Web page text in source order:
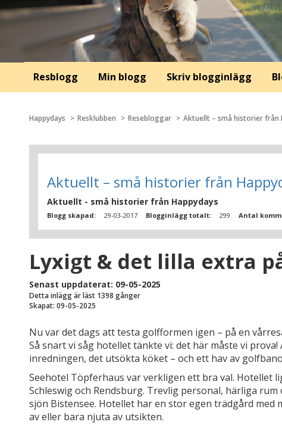
Resblogg Min blogg Skriv blogginlägg
Happydays Resklubben Resebloggar Aktuellt – små historier från
Aktuellt – små historier från
Aktuellt - små historier från Happydays
Blogg skapad: 29-03-2017 Blogginlägg totalt: 299 Antal
Lyxigt & det lilla extra
Senast uppdaterat: 09-05-2025
Detta inlägg är läst 1398 gånger
Skapat: 09-05-2025
Nu var det dags att testa golfformen igen – på en
Så snart vi såg hotellet tänkte vi: det här måste vi
inredningen, det utsökta köket – och ett hav av
Seehotel Töpferhaus var verkligen ett bra val. Hotellet
Schleswig och Rendsburg. Trevlig personal, härliga
sjön Bistensee. Hotellet har en stor egen trädgård med
av eller bara njuta av utsikten.